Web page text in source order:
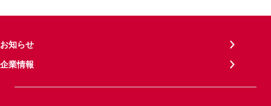
お知らせ
企業情報